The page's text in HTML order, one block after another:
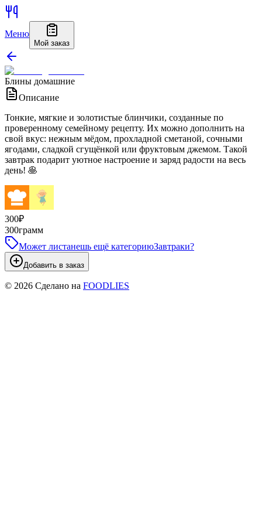
Меню
Мой заказ
Блины домашние
Описание
Тонкие, мягкие и золотистые блинчики, созданные по
проверенному семейному рецепту. Их можно дополнить на
свой вкус: нежным мёдом, прохладной сметаной, сочными
ягодами, сладкой сгущёнкой или фруктовым джемом. Такой
завтрак подарит уютное настроение и заряд радости на весь
день! 🥞
300₽
300грамм
Может листанешь ещё категориюЗавтраки?
Добавить в заказ
© 2026 Сделано на FOODLIES